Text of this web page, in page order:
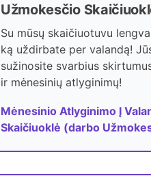
Užmokesčio
Su mūsų skaičiuotuvu
ką uždirbate per valandą!
sužinosite svarbius
ir mėnesinių atlyginimų!
Mėnesinio Atlyginimo Į
Skaičiuoklė (darbo